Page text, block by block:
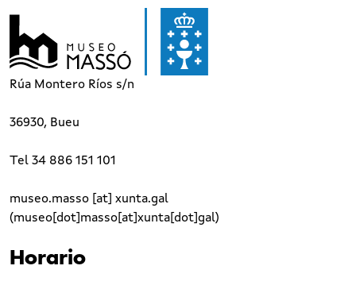
Rúa Montero Ríos s/n
36930, Bueu
Tel 34 886 151 101
museo.masso [at] xunta.gal
(museo[dot]masso[at]xunta[dot]gal)
Horario